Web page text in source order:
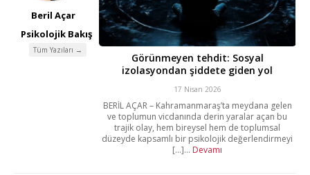
Beril Açar
Psikolojik Bakış
Tüm Yazıları →
Görünmeyen tehdit: Sosyal
izolasyondan şiddete giden yol
17 Nisan 2026
BERİL AÇAR – Kahramanmaraş’ta meydana gelen
ve toplumun vicdanında derin yaralar açan bu
trajik olay, hem bireysel hem de toplumsal
düzeyde kapsamlı bir psikolojik değerlendirmeyi
[...]... Devamı